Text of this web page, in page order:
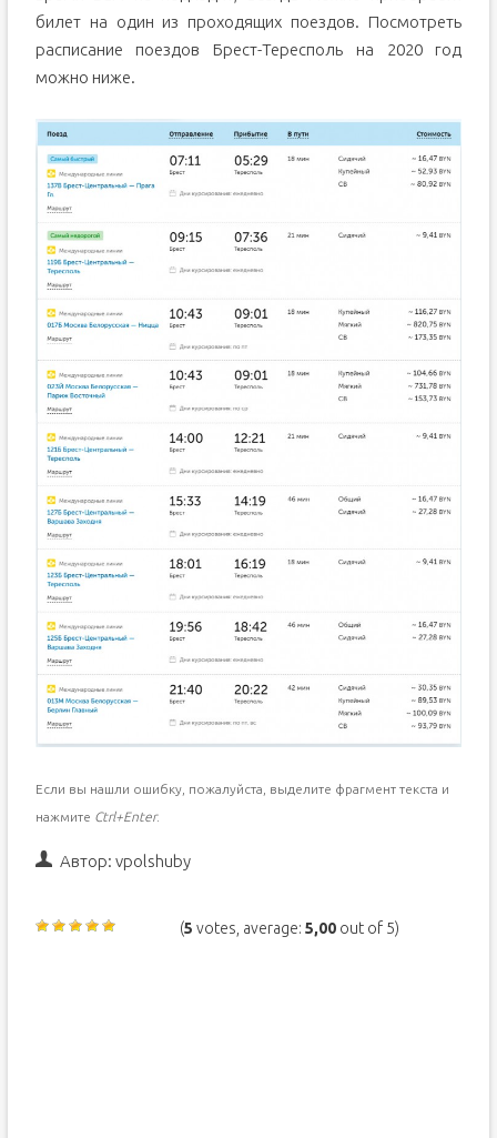
билет на один из проходящих поездов. Посмотреть
расписание поездов Брест-Тересполь на 2020 год
можно ниже.
Если вы нашли ошибку, пожалуйста, выделите фрагмент текста и
нажмите Ctrl+Enter.
Автор: vpolshuby
(5 votes, average:5,00 out of 5)